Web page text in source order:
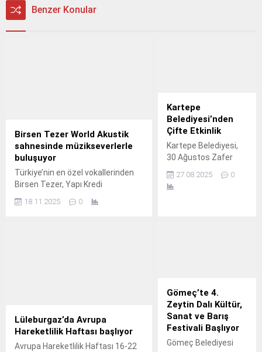
Benzer Konular
Birsen Tezer World Akustik
sahnesinde müzikseverlerle
buluşuyor
Türkiye’nin en özel vokallerinden
Birsen Tezer, Yapı Kredi
Akustik konser serisi
18.11.2025 0
Kartepe
Belediyesi’nden
Çifte Etkinlik
Kartepe Belediyesi,
30 Ağustos Zafer
27.08.2025 0
Lüleburgaz’da Avrupa
Hareketlilik Haftası başlıyor
Avrupa Hareketlilik Haftası 16-22
Gömeç’te 4.
Zeytin Dalı Kültür,
Sanat ve Barış
Festivali Başlıyor
Gömeç Belediyesi